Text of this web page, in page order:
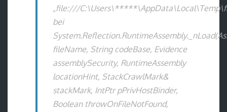
„file:///
bei
fileName, String codeBase, Evidence
assemblySecurity, RuntimeAssembly
locationHint, StackCrawlMark&
stackMark, IntPtr pPrivHostBinder,
Boolean throwOnFileNotFound,